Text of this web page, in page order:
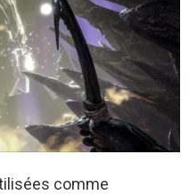
comme